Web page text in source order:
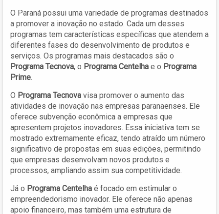
O Paraná possui uma variedade de programas destinados
a promover a inovação no estado. Cada um desses
programas tem características específicas que atendem a
diferentes fases do desenvolvimento de produtos e
serviços. Os programas mais destacados são o
Programa Tecnova, o Programa Centelha e o Programa
Prime.
O Programa Tecnova visa promover o aumento das
atividades de inovação nas empresas paranaenses. Ele
oferece subvenção econômica a empresas que
apresentem projetos inovadores. Essa iniciativa tem se
mostrado extremamente eficaz, tendo atraído um número
significativo de propostas em suas edições, permitindo
que empresas desenvolvam novos produtos e
processos, ampliando assim sua competitividade.
Já o Programa Centelha é focado em estimular o
empreendedorismo inovador. Ele oferece não apenas
apoio financeiro, mas também uma estrutura de